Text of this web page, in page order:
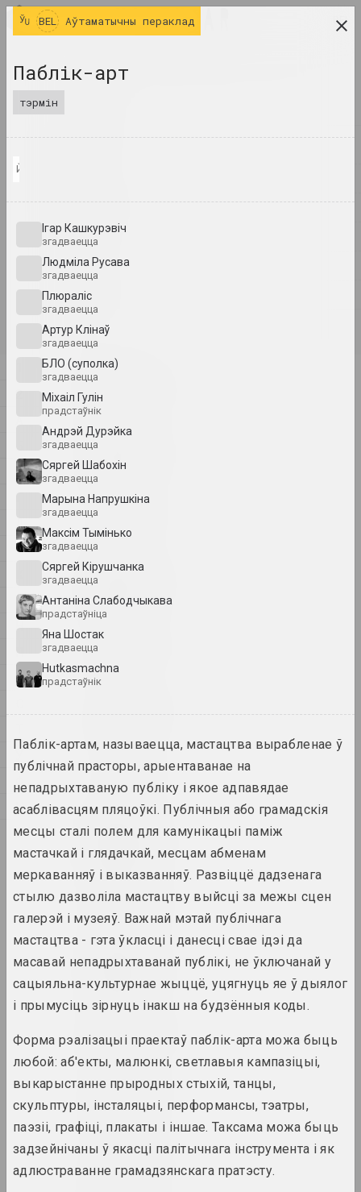
мастацтва
ЧАСОПІС
ТЭРМІНЫ
ПАДЗЕІ
ТВОРЫ
ДАКУМЕНТЫ
ІНФА
BEL
В
Д
І
М
Р
Ц
Э
1
1920 год
1923 год
вынікі года
1924 год
вынікі года
1926 год
вынікі года
1927 год
вынікі года
вынікі года
1929 год
вынікі года
1930 год
вынікі года
BEL Аўтаматычны пераклад
Паблік-арт
тэрмін
Йонаш (2021), Михаил Гулин
Ігар Кашкурэвіч
згадваецца
Людміла Русава
згадваецца
Плюраліс
згадваецца
Артур Клінаў
згадваецца
БЛО (суполка)
згадваецца
Мiхаiл Гулiн
прадстаўнік
Андрэй Дурэйка
згадваецца
Сяргей Шабохін
згадваецца
Марына Напрушкiна
згадваецца
Максім Тымінько
згадваецца
Сяргей Кірушчанка
згадваецца
Антаніна Слабодчыкава
прадстаўніца
Яна Шостак
згадваецца
Hutkasmachna
прадстаўнік
Паблік-артам, называецца, мастацтва вырабленае ў
публічнай прасторы, арыентаванае на
непадрыхтаваную публіку і якое адпавядае
асаблівасцям пляцоўкі. Публічныя або грамадскія
месцы сталі полем для камунікацыі паміж
мастачкай і глядачкай, месцам абменам
меркаванняў і выказванняў. Развіццё дадзенага
стылю дазволіла мастацтву выйсці за межы сцен
галерэй і музеяў. Важнай мэтай публічнага
мастацтва - гэта ўкласці і данесці свае ідэі да
масавай непадрыхтаванай публікі, не ўключанай у
сацыяльна-культурнае жыццё, уцягнуць яе ў дыялог
і прымусіць зірнуць інакш на будзённыя коды.
Форма рэалізацыі праектаў паблік-арта можа быць
любой: аб'екты, малюнкі, светлавыя кампазіцыі,
выкарыстанне прыродных стыхій, танцы,
скульптуры, інсталяцыі, перформансы, тэатры,
паэзіі, графіці, плакаты і іншае. Таксама можа быць
задзейнічаны ў якасці палітычнага інструмента і як
адлюстраванне грамадзянскага пратэсту.